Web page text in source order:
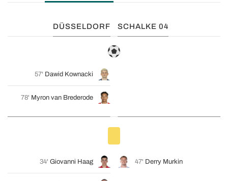
DÜSSELDORF SCHALKE 04
57' Dawid Kownacki
78' Myron van Brederode
34' Giovanni Haag 47' Derry Murkin